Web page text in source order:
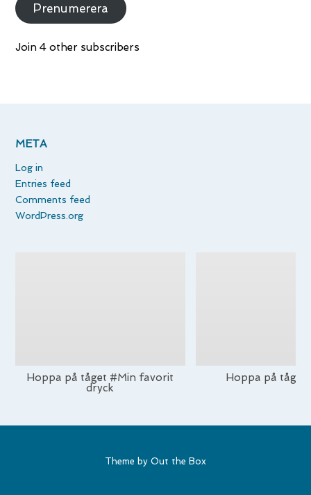
Prenumerera
Join 4 other subscribers
META
Log in
Entries feed
Comments feed
WordPress.org
Hoppa på tåget #Min favorit
dryck
Hoppa på tåget
Theme by Out the Box